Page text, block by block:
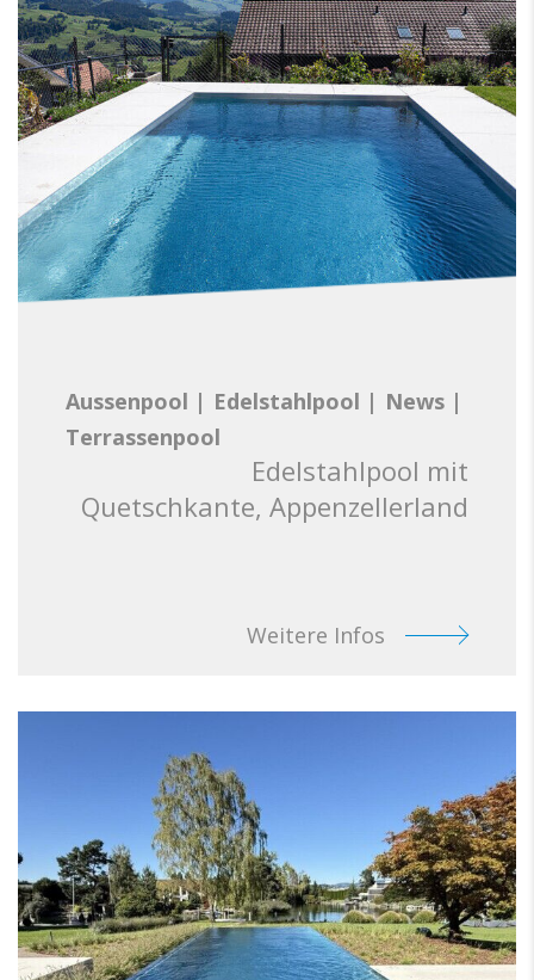
Aussenpool | Edelstahlpool | News |
Terrassenpool
Edelstahlpool mit
Quetschkante, Appenzellerland
Weitere Infos